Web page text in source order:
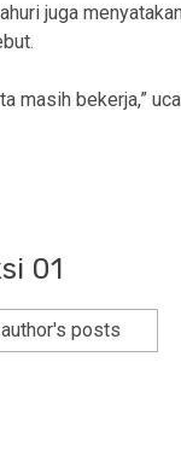
juga
masih bekerja,”
01
posts